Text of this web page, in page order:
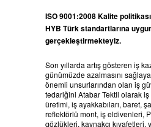
ISO 9001:2008 Kalite
HYB Türk standartlarına
gerçekleştirmekteyiz.
Son yıllarda artış gösteren iş
günümüzde azalmasını
önemli unsurlarından olan iş
tedariğini Atabar Tektil olarak
üretimi, iş ayakkabıları, baret,
reflektörlü mont, iş eldivenleri,
gözlükleri, kaynakçı kıyafetleri,